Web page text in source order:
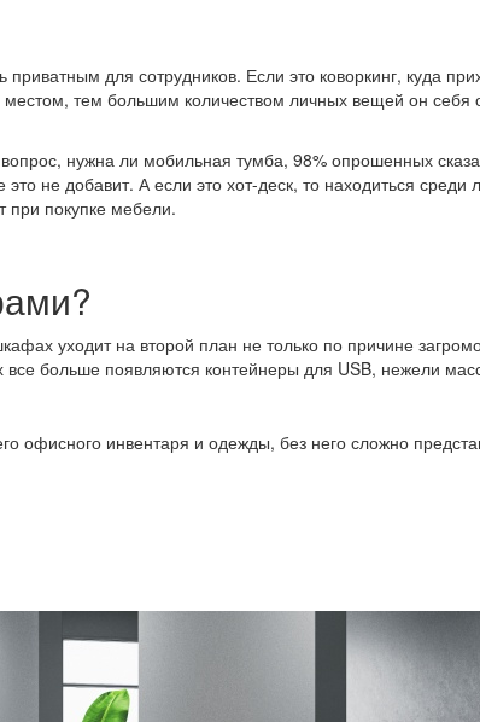
для сотрудников. Если это коворкинг, куда
тем большим количеством личных вещей он себя
нужна ли мобильная тумба, 98% опрошенных
не добавит. А если это хот-деск, то находиться
при покупке мебели.
уходит на второй план не только по причине
больше появляются контейнеры для USB, нежели
офисного инвентаря и одежды, без него сложно